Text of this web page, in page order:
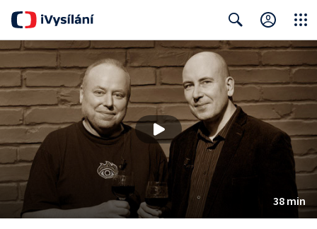
Search Close
38 min